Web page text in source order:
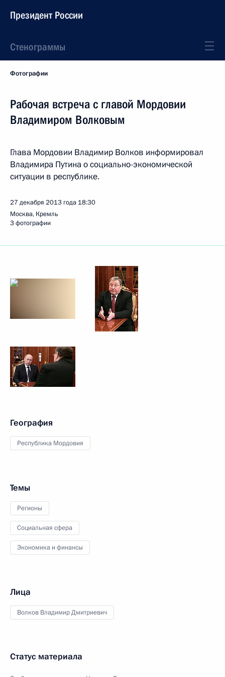
Президент России
Стенограммы
Фотографии
Рабочая встреча с главой Мордовии
Владимиром Волковым
Глава Мордовии Владимир Волков информировал
Владимира Путина о социально-экономической
ситуации в республике.
27 декабря 2013 года 18:30
Москва, Кремль
3 фотографии
География
Республика Мордовия
Темы
Регионы
Социальная сфера
Экономика и финансы
Лица
Волков Владимир Дмитриевич
Статус материала